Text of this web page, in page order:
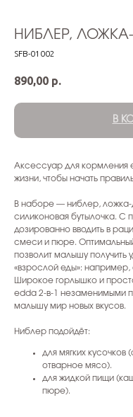
НИБЛЕР,
SFB-01002
890,00 р.
В
Аксессуар для кормления
жизни, чтобы начать
В наборе — ниблер, ложка-
силиконовая бутылочка.
дозированно вводить в
смеси и пюре.
позволит малышу получить
«взрослой еды»: например,
Широкое горлышко и
edda 2-в-1 незаменимыми
малышу мир новых вкусов.
Ниблер подойдёт:
для мягких кусочков
отварное мясо).
для жидкой пищи
пюре).